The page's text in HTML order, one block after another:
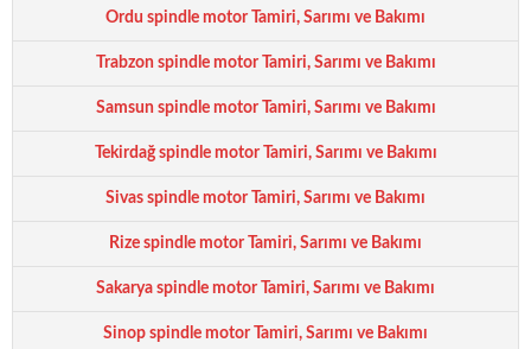
Ordu spindle motor Tamiri, Sarımı ve Bakımı
Trabzon spindle motor Tamiri, Sarımı ve Bakımı
Samsun spindle motor Tamiri, Sarımı ve Bakımı
Tekirdağ spindle motor Tamiri, Sarımı ve Bakımı
Sivas spindle motor Tamiri, Sarımı ve Bakımı
Rize spindle motor Tamiri, Sarımı ve Bakımı
Sakarya spindle motor Tamiri, Sarımı ve Bakımı
Sinop spindle motor Tamiri, Sarımı ve Bakımı